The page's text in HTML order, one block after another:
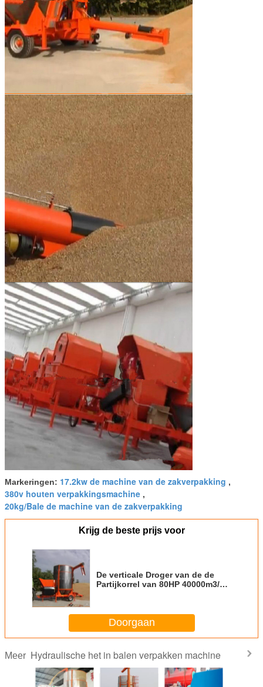
Markeringen: 17.2kw de machine van de zakverpakking ,
380v houten verpakkingsmachine ,
20kg/Bale de machine van de zakverpakking
Krijg de beste prijs voor
De verticale Droger van de de
Partijkorrel van 80HP 40000m3/H
Doorgaan
Meer Hydraulische het in balen verpakken machine